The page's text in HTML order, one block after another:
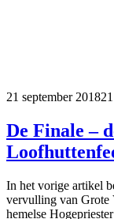
21 september 2018
De Finale –
In het vorige artikel
vervulling van Grote
hemelse